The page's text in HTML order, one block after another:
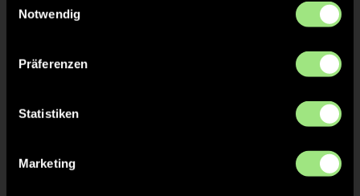
Notwendig
Präferenzen
Statistiken
Marketing